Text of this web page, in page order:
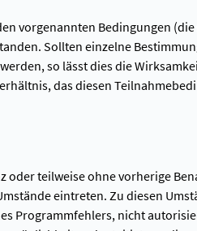
vorgenannten Bedingungen
Sollten einzelne
so lässt dies die
das diesen
oder teilweise ohne vorherige
eintreten. Zu diesen
Programmfehlers, nicht